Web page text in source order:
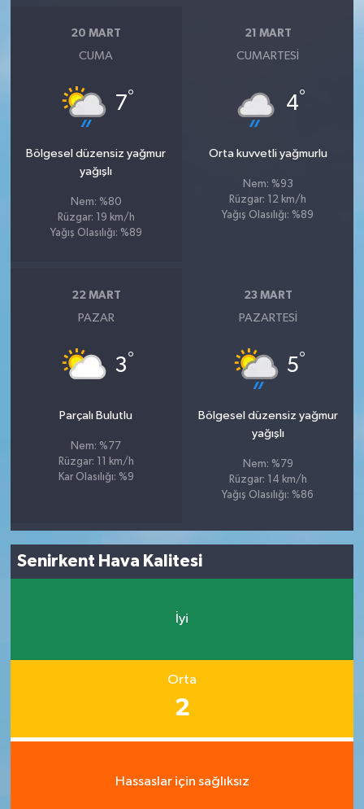
20 MART
CUMA
7°
Bölgesel düzensiz yağmur
yağışlı
Nem: %80
Rüzgar: 19 km/h
Yağış Olasılığı: %89
21 MART
CUMARTESI
4°
Orta kuvvetli yağmurlu
Nem: %93
Rüzgar: 12 km/h
Yağış Olasılığı: %89
22 MART
PAZAR
3°
Parçalı Bulutlu
Nem: %77
Rüzgar: 11 km/h
Kar Olasılığı: %9
23 MART
PAZARTESI
5°
Bölgesel düzensiz yağmur
yağışlı
Nem: %79
Rüzgar: 14 km/h
Yağış Olasılığı: %86
Senirkent Hava Kalitesi
İyi
Orta
2
Hassaslar için sağlıksız